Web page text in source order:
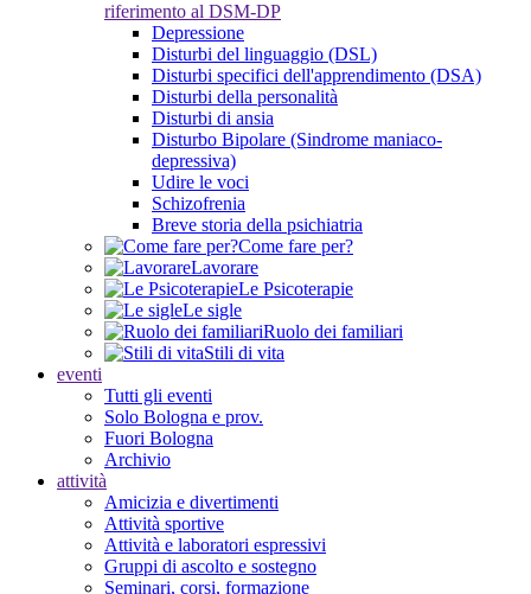
riferimento al DSM-DP
Depressione
Disturbi del linguaggio (DSL)
Disturbi specifici dell'apprendimento (DSA)
Disturbi della personalità
Disturbi di ansia
Disturbo Bipolare (Sindrome maniaco-
depressiva)
Udire le voci
Schizofrenia
Breve storia della psichiatria
Come fare per?
Lavorare
Le Psicoterapie
Le sigle
Ruolo dei familiari
Stili di vita
eventi
Tutti gli eventi
Solo Bologna e prov.
Fuori Bologna
Archivio
attività
Amicizia e divertimenti
Attività sportive
Attività e laboratori espressivi
Gruppi di ascolto e sostegno
Seminari, corsi, formazione